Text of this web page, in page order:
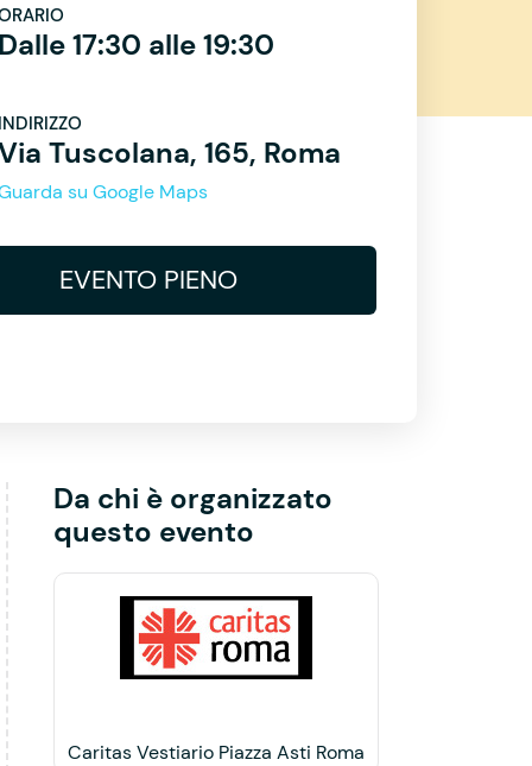
17:30 alle 19:30
Tuscolana, 165, Roma
su Google Maps
EVENTO PIENO
Da chi è organizzato
questo evento
Caritas Vestiario Piazza Asti Roma